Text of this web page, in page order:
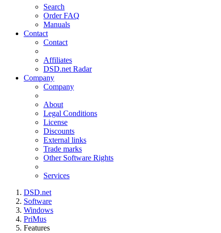
Search
Order FAQ
Manuals
Contact
Contact
Affiliates
DSD.net Radar
Company
Company
About
Legal Conditions
License
Discounts
External links
Trade marks
Other Software Rights
Services
DSD.net
Software
Windows
PriMus
Features